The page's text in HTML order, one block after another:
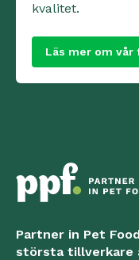
kvalitet.
Läs mer om vår
Partner in Pet
största tillverkare